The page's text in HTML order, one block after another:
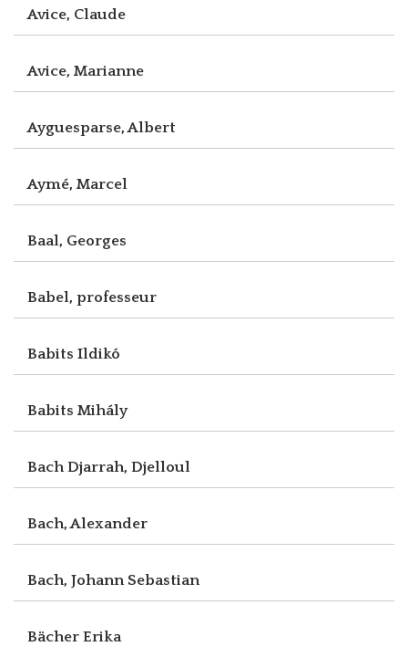
Avice, Claude
Avice, Marianne
Ayguesparse, Albert
Aymé, Marcel
Baal, Georges
Babel, professeur
Babits Ildikó
Babits Mihály
Bach Djarrah, Djelloul
Bach, Alexander
Bach, Johann Sebastian
Bächer Erika